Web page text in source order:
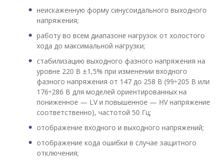
неискаженную форму синусоидального выходного
напряжения;
работу во всем диапазоне нагрузок от холостого
хода до максимальной нагрузки;
стабилизацию выходного фазного напряжения на
уровне 220 В ±1,5% при изменении входного
фазного напряжения от 147 до 258 В (99÷205 В или
176÷286 В для моделей ориентированных на
пониженное — LV и повышенное — HV напряжение
соответственно), частотой 50 Гц;
отображение входного и выходного напряжений;
отображение кода ошибки в случае защитного
отключения;